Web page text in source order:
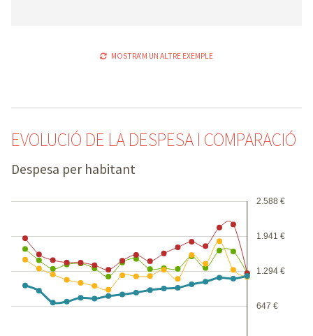
MOSTRA'M UN ALTRE EXEMPLE
EVOLUCIÓ DE LA DESPESA I COMPARACIÓ
647 €
1.294 €
1.941 €
2.588 €
Despesa per habitant